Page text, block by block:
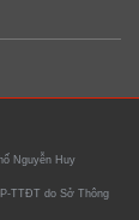
Nguyễn Huy
TTĐT do Sở Thông